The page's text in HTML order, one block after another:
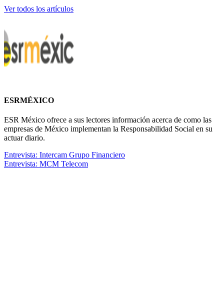
Ver todos los artículos
ESRMÉXICO
ESR México ofrece a sus lectores información acerca de como las
empresas de México implementan la Responsabilidad Social en su
actuar diario.
Entrevista: Intercam Grupo Financiero
Entrevista: MCM Telecom